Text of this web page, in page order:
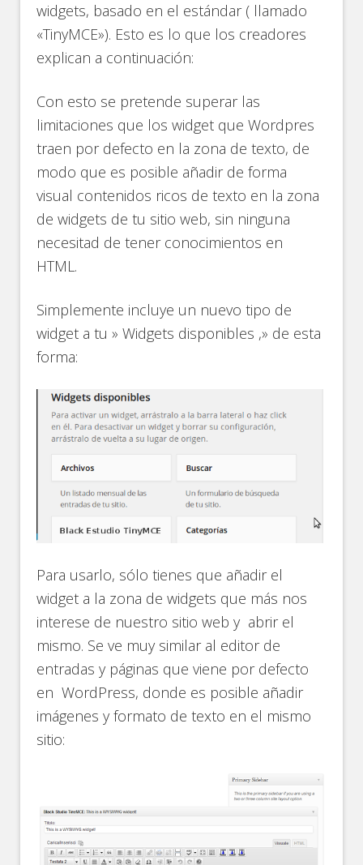
widgets, basado en el estándar ( llamado
«TinyMCE»). Esto es lo que los creadores
explican a continuación:
Con esto se pretende superar las
limitaciones que los widget que Wordpres
traen por defecto en la zona de texto, de
modo que es posible añadir de forma
visual contenidos ricos de texto en la zona
de widgets de tu sitio web, sin ninguna
necesitad de tener conocimientos en
HTML.
Simplemente incluye un nuevo tipo de
widget a tu » Widgets disponibles ,» de esta
forma:
Para usarlo, sólo tienes que añadir el
widget a la zona de widgets que más nos
interese de nuestro sitio web y abrir el
mismo. Se ve muy similar al editor de
entradas y páginas que viene por defecto
en WordPress, donde es posible añadir
imágenes y formato de texto en el mismo
sitio: